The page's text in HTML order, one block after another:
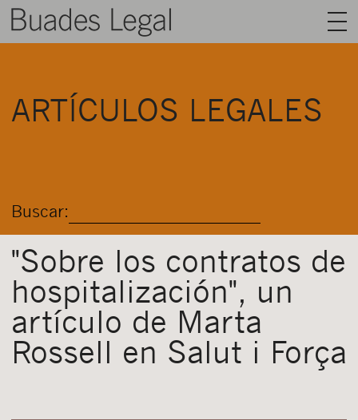
ÁREAS
CONTACTO
ESPAÑOL
ARTÍCULOS LEGALES
Buscar:
"Sobre los contratos de
hospitalización", un
artículo de Marta
Rossell en Salut i Força